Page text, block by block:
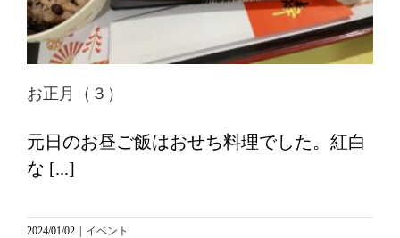
お正月（３）
元日のお昼ご飯はおせち料理でした。紅白
な [...]
2024/01/02 | イベント